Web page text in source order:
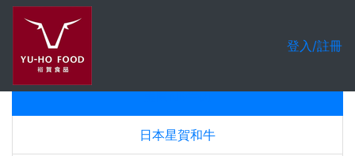
登入/註冊
Previous
美國NB牛肉
日本星賀和牛